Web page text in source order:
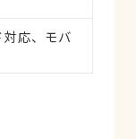
応、モバ